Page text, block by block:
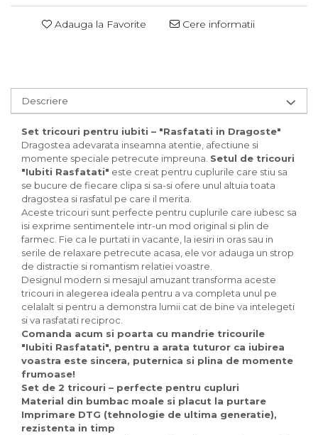
Adauga la Favorite Cere informatii
Descriere
Set tricouri pentru iubiti – "Rasfatati in Dragoste"
Dragostea adevarata inseamna atentie, afectiune si
momente speciale petrecute impreuna. Setul de tricouri
"Iubiti Rasfatati" este creat pentru cuplurile care stiu sa
se bucure de fiecare clipa si sa-si ofere unul altuia toata
dragostea si rasfatul pe care il merita.
Aceste tricouri sunt perfecte pentru cuplurile care iubesc sa
isi exprime sentimentele intr-un mod original si plin de
farmec. Fie ca le purtati in vacante, la iesiri in oras sau in
serile de relaxare petrecute acasa, ele vor adauga un strop
de distractie si romantism relatiei voastre.
Designul modern si mesajul amuzant transforma aceste
tricouri in alegerea ideala pentru a va completa unul pe
celalalt si pentru a demonstra lumii cat de bine va intelegeti
si va rasfatati reciproc.
Comanda acum si poarta cu mandrie tricourile
"Iubiti Rasfatati", pentru a arata tuturor ca iubirea
voastra este sincera, puternica si plina de momente
frumoase!
Set de 2 tricouri – perfecte pentru cupluri
Material din bumbac moale si placut la purtare
Imprimare DTG (tehnologie de ultima generatie),
rezistenta in timp